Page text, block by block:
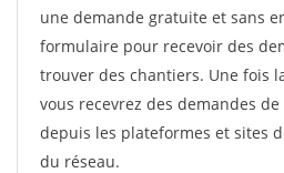
une demande gratuite et sans
formulaire pour recevoir des
trouver des chantiers. Une fois
vous recevrez des demandes
depuis les plateformes et sites
du réseau.